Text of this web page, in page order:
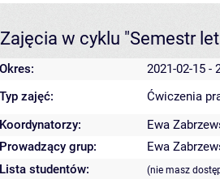
Zajęcia w cyklu "Semestr
Okres:
2021-02-15 -
Typ zajęć:
Ćwiczenia
Koordynatorzy:
Ewa
Prowadzący grup:
Ewa
Lista studentów:
(nie masz